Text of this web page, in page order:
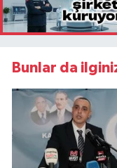
Bunlar da